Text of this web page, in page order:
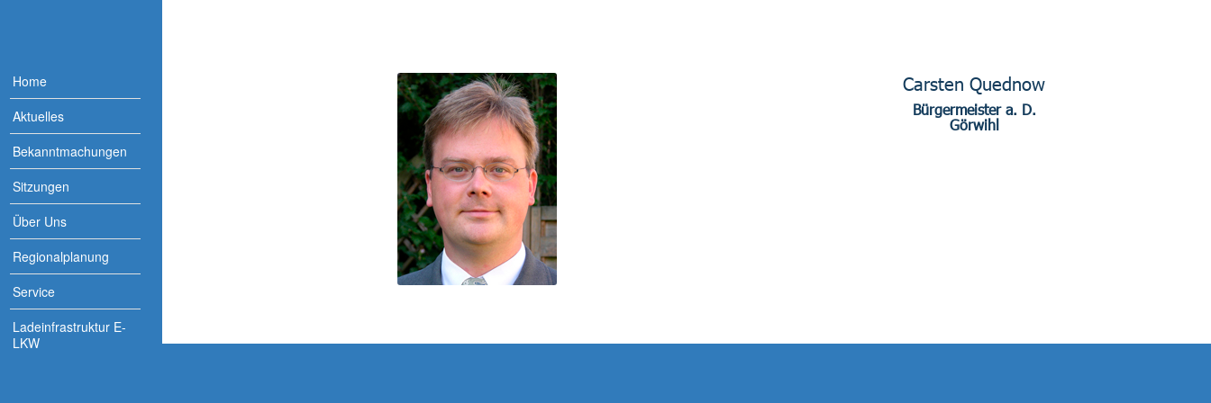
Home
Aktuelles
Bekanntmachungen
Sitzungen
Über Uns
Regionalplanung
Service
Ladeinfrastruktur E-
LKW
Carsten Quednow
Bürgermeister a. D.
Görwihl